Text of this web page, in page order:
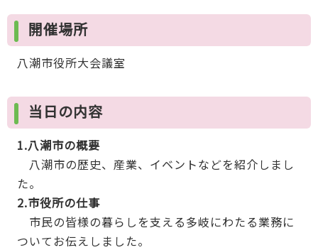
開催場所
八潮市役所大会議室
当日の内容
1.八潮市の概要
八潮市の歴史、産業、イベントなどを紹介しまし
た。
2.市役所の仕事
市民の皆様の暮らしを支える多岐にわたる業務に
ついてお伝えしました。